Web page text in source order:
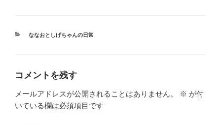
ド
ウ
す
)
カ
ななおとしげちゃんの日常
コメントを残す
メールアドレスが公開されることはありません。 ※ が付
いている欄は必須項目です